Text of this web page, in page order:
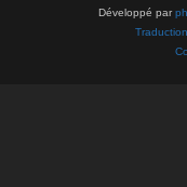
Développé par